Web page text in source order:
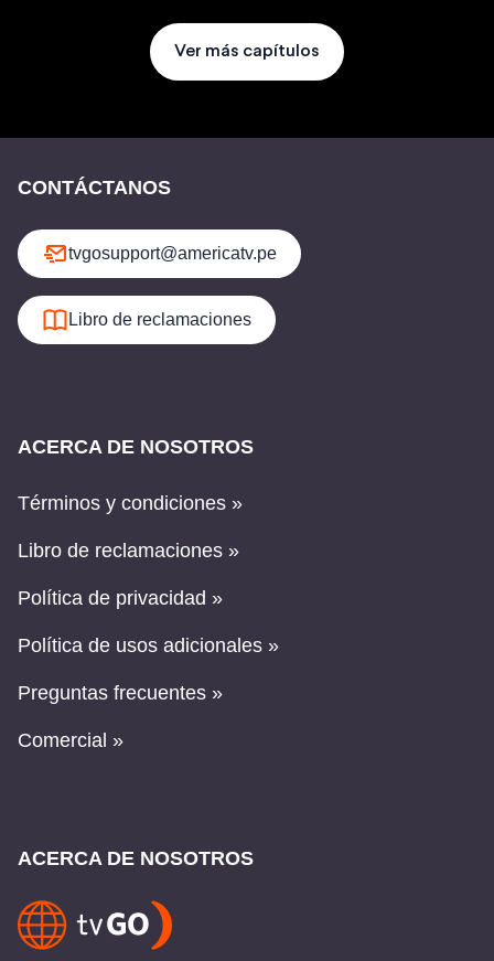
Ver más capítulos
CONTÁCTANOS
tvgosupport@americatv.pe
Libro de reclamaciones
ACERCA DE NOSOTROS
Términos y condiciones »
Libro de reclamaciones »
Política de privacidad »
Política de usos adicionales »
Preguntas frecuentes »
Comercial »
ACERCA DE NOSOTROS